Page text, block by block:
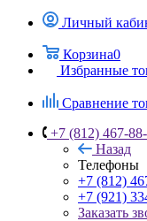
Личный
Корзина0
Избранные
Сравнение
+7 (812) 467-
Назад
Телефоны
+7 (812)
+7 (921)
Заказать